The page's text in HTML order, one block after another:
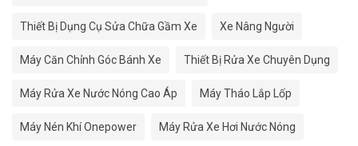
Thiết Bị Dụng Cụ Sửa Chữa Gầm Xe Xe Nâng Người
Máy Căn Chỉnh Góc Bánh Xe Thiết Bị Rửa Xe Chuyên Dụng
Máy Rửa Xe Nước Nóng Cao Áp Máy Tháo Lắp Lốp
Máy Nén Khí Onepower Máy Rửa Xe Hơi Nước Nóng